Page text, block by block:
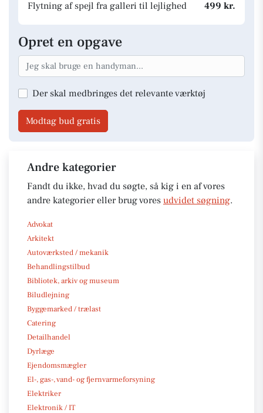
Flytning af spejl fra galleri til lejlighed
499 kr.
Opret en opgave
Der skal medbringes det relevante værktøj
Modtag bud gratis
Andre kategorier
Fandt du ikke, hvad du søgte, så kig i en af vores
andre kategorier eller brug vores udvidet søgning.
Advokat
Arkitekt
Autoværksted / mekanik
Behandlingstilbud
Bibliotek, arkiv og museum
Biludlejning
Byggemarked / trælast
Catering
Detailhandel
Dyrlæge
Ejendomsmægler
El-, gas-, vand- og fjernvarmeforsyning
Elektriker
Elektronik / IT